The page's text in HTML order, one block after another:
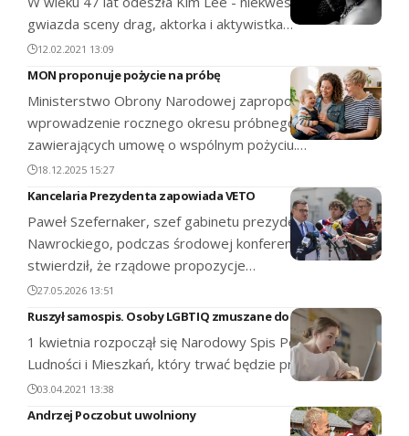
gwiazda sceny drag, aktorka i aktywistka…
12.02.2021 13:09
MON proponuje pożycie na próbę
Ministerstwo Obrony Narodowej zaproponowało
wprowadzenie rocznego okresu próbnego dla par
zawierających umowę o wspólnym pożyciu.…
18.12.2025 15:27
Kancelaria Prezydenta zapowiada VETO
Paweł Szefernaker, szef gabinetu prezydenta Karola
Nawrockiego, podczas środowej konferencji prasowej
stwierdził, że rządowe propozycje…
27.05.2026 13:51
Ruszył samospis. Osoby LGBTIQ zmuszane do kłamstwa
1 kwietnia rozpoczął się Narodowy Spis Powszechny
Ludności i Mieszkań, który trwać będzie przez kilka…
03.04.2021 13:38
Andrzej Poczobut uwolniony